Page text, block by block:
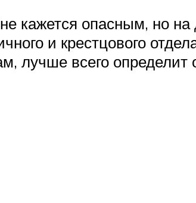
кажется опасным, но на
и крестцового
лучше всего